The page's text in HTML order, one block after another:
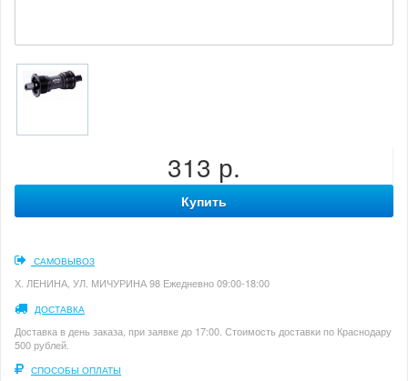
313 р.
Купить
САМОВЫВОЗ
Х. ЛЕНИНА, УЛ. МИЧУРИНА 98 Ежедневно 09:00-18:00
ДОСТАВКА
Доставка в день заказа, при заявке до 17:00. Стоимость доставки по Краснодару
500 рублей.
СПОСОБЫ ОПЛАТЫ